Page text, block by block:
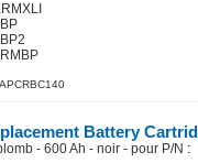
Battery
- 600 Ah - noir - pour P/N :